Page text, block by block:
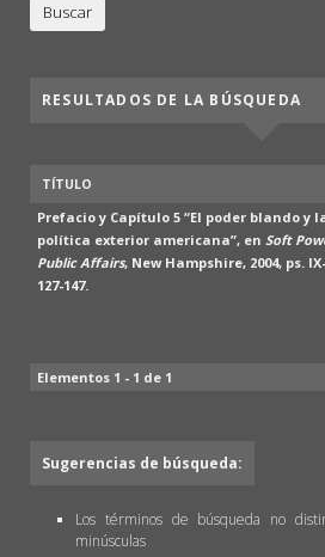
RESULTADOS DE LA BÚSQUEDA
TÍTULO
Prefacio y Capítulo 5 “El poder blando y
política exterior americana”, en Soft
Public Affairs, New Hampshire, 2004, ps.
127-147.
Elementos 1 - 1 de 1
Sugerencias de búsqueda:
Los términos de búsqueda no
minúsculas